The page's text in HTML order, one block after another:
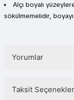
Alçı boyalı
sökülmemelidir, boyayı
Yorumlar
Taksit